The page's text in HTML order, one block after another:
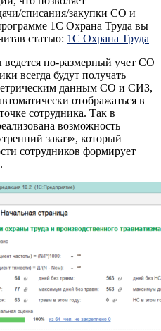
списания/закупки СО и
1С Охрана Труда вы
статью: 1С Охрана Труда
по-размерный учет СО
всегда будут получать
данным СО и СИЗ,
отображаться в
сотрудника. Так в
возможность
заказ», который
сотрудников формирует